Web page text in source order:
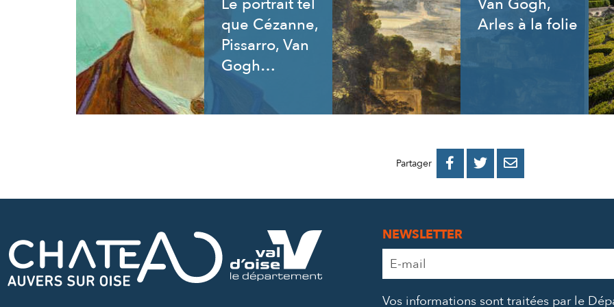
Le portrait tel
que Cézanne,
Pissarro, Van
Gogh…
Van Gogh,
Arles à la folie
Partager 
PARTAGER
PARTAGER
PARTAGER
NEWSLETTER
Adresse
e-
Vos informations sont traitées par le